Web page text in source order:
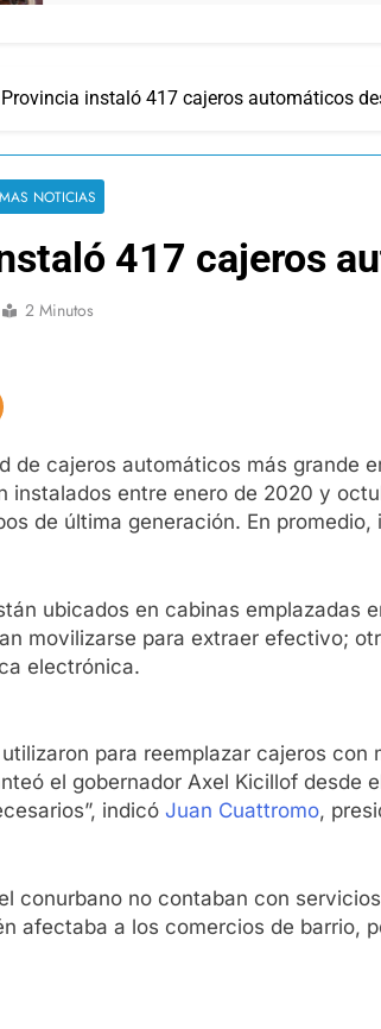
instaló 417 cajeros automáticos
NOTICIAS
417 cajeros
2 Minutos
de cajeros automáticos más grande
instalados entre enero de 2020 y
de última generación. En
ubicados en cabinas
movilizarse para extraer efectivo;
electrónica.
para reemplazar cajeros con
el gobernador Axel Kicillof
indicó Juan Cuattromo,
conurbano no contaban con
afectaba a los comercios de barrio,